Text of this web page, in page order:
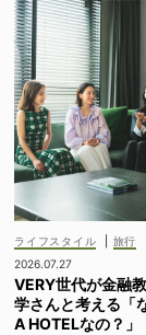
ライフスタイル
旅行
2026.07.27
VERY世代が金融
学さんと考える「
A HOTELなの？」